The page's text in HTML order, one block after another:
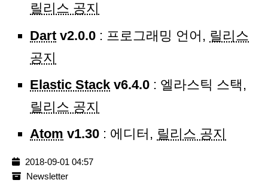
릴리스 공지
Dart v2.0.0 : 프로그래밍 언어, 릴리스
공지
Elastic Stack v6.4.0 : 엘라스틱 스택,
릴리스 공지
Atom v1.30 : 에디터, 릴리스 공지
2018-09-01 04:57
Newsletter